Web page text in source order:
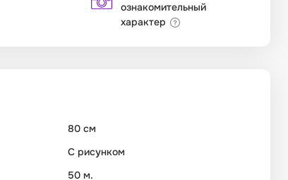
ознакомительный
характер
80 см
С рисунком
50 м.